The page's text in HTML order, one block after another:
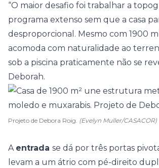
“O maior desafio foi trabalhar a
programa extenso sem que a casa
desproporcional. Mesmo com 1900
acomoda com naturalidade ao
sob a piscina praticamente não se
Deborah.
Projeto de Debora Roig. (Evelyn Muller/CASACOR)
A entrada se dá por três portas
levam a um átrio com pé-direito